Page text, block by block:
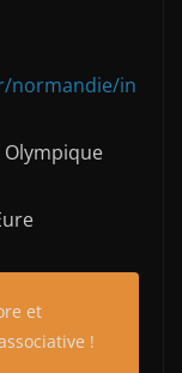
normandie/in
Olympique
et
!